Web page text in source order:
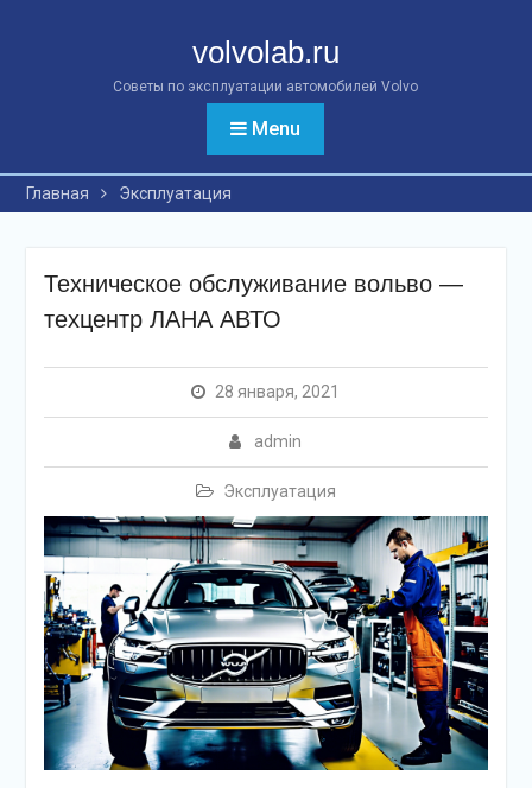
volvolab.ru
Советы по эксплуатации автомобилей Volvo
Menu
Главная Эксплуатация
Техническое обслуживание вольво —
техцентр ЛАНА АВТО
28 января, 2021
admin
Эксплуатация